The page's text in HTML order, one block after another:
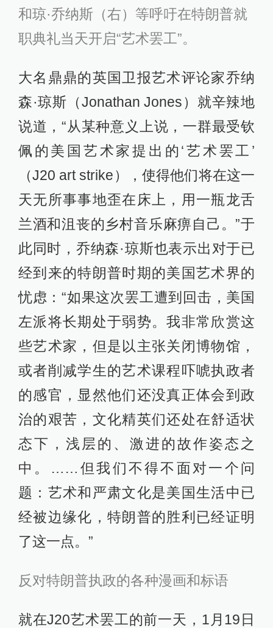
和琼·乔纳斯（右）等呼吁在特朗普就
职典礼当天开启“艺术罢工”。
大名鼎鼎的英国卫报艺术评论家乔纳
森·琼斯（Jonathan Jones）就辛辣地
说道，“从某种意义上说，一群最受钦
佩的美国艺术家提出的‘艺术罢工’
（J20 art strike），使得他们将在这一
天无所事事地歪在床上，用一瓶龙舌
兰酒和沮丧的乡村音乐麻痹自己。”于
此同时，乔纳森·琼斯也表示出对于已
经到来的特朗普时期的美国艺术界的
忧虑：“如果这次罢工遭到回击，美国
左派将长期处于弱势。我非常欣赏这
些艺术家，但是以主张关闭博物馆，
或者削减学生的艺术课程吓唬执政者
的感官，显然他们还没真正体会到政
治的艰苦，文化精英们还处在舒适状
态下，浅层的、激进的故作姿态之
中。……但我们不得不面对一个问
题：艺术和严肃文化是美国生活中已
经被边缘化，特朗普的胜利已经证明
了这一点。”
反对特朗普执政的各种漫画和标语
就在J20艺术罢工的前一天，1月19日